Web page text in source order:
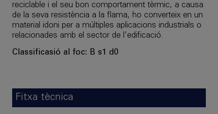
reciclable i el seu bon comportament tèrmic, a causa
de la seva resistència a la flama, ho converteix en un
material idoni per a múltiples aplicacions industrials o
relacionades amb el sector de l'edificació.
Classificasió al foc: B s1 d0
Fitxa tècnica